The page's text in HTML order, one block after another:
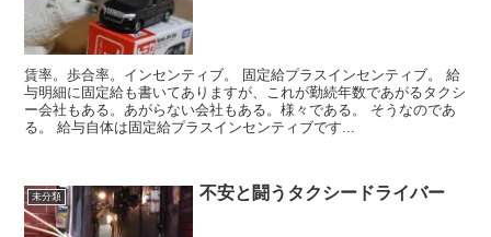
賃率。歩合率。インセンティブ。 固定給プラスインセンティブ。 給
与明細に固定給も書いてありますが、これが勤続年数であがるタクシ
ー会社もある。あがらない会社もある。様々である。 そうなのであ
る。 給与自体は固定給プラスインセンティブです...
未分類 不安と闘うタクシードライバー